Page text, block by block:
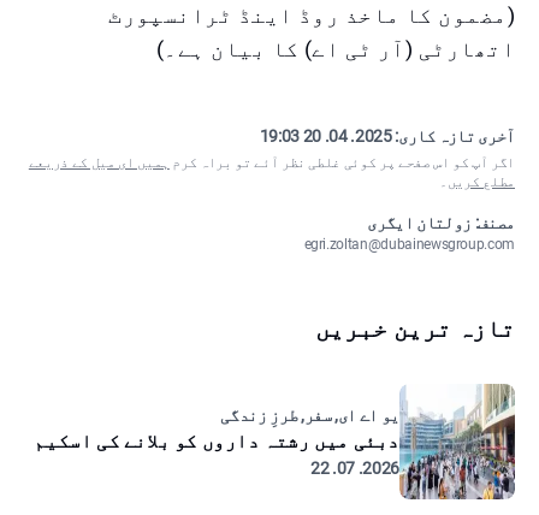
(مضمون کا ماخذ روڈ اینڈ ٹرانسپورٹ
اتھارٹی (آر ٹی اے) کا بیان ہے۔)
آخری تازہ کاری:2025. 04. 20 19:03
اگر آپ کو اس صفحے پر کوئی غلطی نظر آئے تو براہ کرم ہمیں ای میل کے ذریعے
مطلع کریں ۔
مصنف: زولتان ایگری
egri.zoltan@dubainewsgroup.com
تازہ ترین خبریں
یو اے ای, سفر, طرزِ زندگی
دبئی میں رشتہ داروں کو بلانے کی اسکیم
2026. 07. 22